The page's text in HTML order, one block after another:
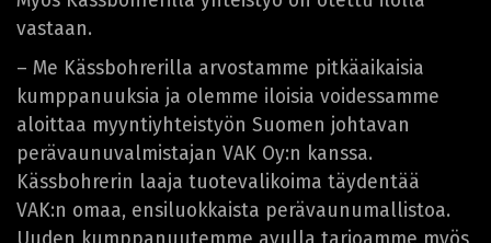
vastaan.
– Me Kässbohrerilla arvostamme pitkäaikaisia
kumppanuuksia ja olemme iloisia voidessamme
aloittaa myyntiyhteistyön Suomen johtavan
perävaunuvalmistajan VAK Oy:n kanssa.
Kässbohrerin laaja tuotevalikoima täydentää
VAK:n omaa, ensiluokkaista perävaunumallistoa.